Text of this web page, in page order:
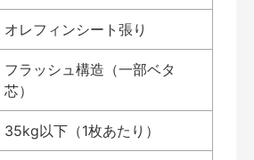
オレフィンシート張り
フラッシュ構造（一部ベタ
芯）
35kg以下（1枚あたり）